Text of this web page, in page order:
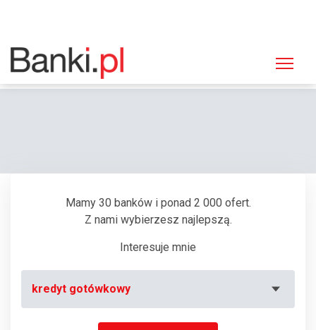
Strona główna
Bankomat ING Bank Śląski, Tychy, Al. Niepodległości 55
Mamy 30 banków i ponad 2 000 ofert.
Z nami wybierzesz najlepszą.
Interesuje mnie
kredyt gotówkowy